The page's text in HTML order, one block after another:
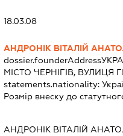
18.03.08
АНДРОНІК ВІТАЛІЙ
dossier.founderAddress
МІСТО ЧЕРНІГІВ,
statements.nationality:
Розмір внеску до
АНДРОНІК ВІТАЛІЙ